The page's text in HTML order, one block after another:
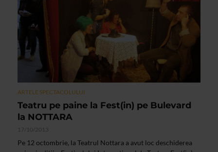
ARTELE SPECTACOLULUI
Teatru pe paine la Fest(in) pe Bulevard
la NOTTARA
17/10/2013
Pe 12 octombrie, la Teatrul Nottara a avut loc deschiderea